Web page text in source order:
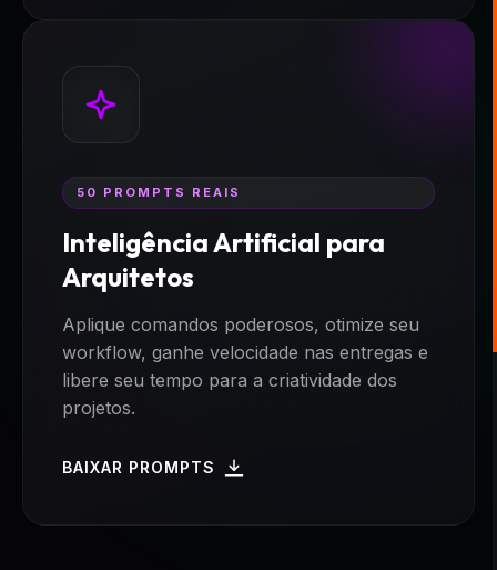
50 PROMPTS REAIS
Inteligência Artificial para
Arquitetos
Aplique comandos poderosos, otimize seu
workflow, ganhe velocidade nas entregas e
libere seu tempo para a criatividade dos
projetos.
BAIXAR PROMPTS